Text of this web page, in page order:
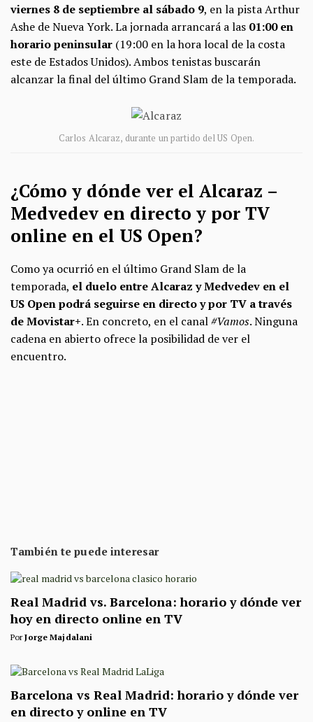
viernes 8 de septiembre al sábado 9, en la pista Arthur
Ashe de Nueva York. La jornada arrancará a las 01:00 en
horario peninsular (19:00 en la hora local de la costa
este de Estados Unidos). Ambos tenistas buscarán
alcanzar la final del último Grand Slam de la temporada.
Carlos Alcaraz, durante un partido del US Open.
¿Cómo y dónde ver el Alcaraz –
Medvedev en directo y por TV
online en el US Open?
Como ya ocurrió en el último Grand Slam de la
temporada, el duelo entre Alcaraz y Medvedev en el
US Open podrá seguirse en directo y por TV a través
de Movistar+. En concreto, en el canal#Vamos. Ninguna
cadena en abierto ofrece la posibilidad de ver el
encuentro.
También te puede interesar
Real Madrid vs. Barcelona: horario y dónde ver
hoy en directo online en TV
PorJorge Majdalani
Barcelona vs Real Madrid: horario y dónde ver
en directo y online en TV